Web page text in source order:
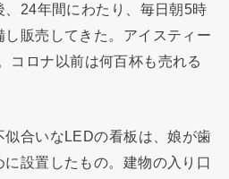
、24年間にわたり、毎日朝5時
販売してきた。アイスティー
コロナ以前は何百杯も売れる
似合いなLEDの看板は、娘が歯
設置したもの。建物の入り口